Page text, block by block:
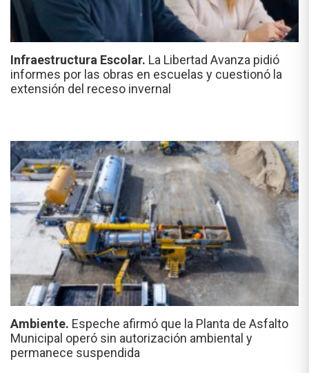
Infraestructura Escolar. La Libertad Avanza pidió
informes por las obras en escuelas y cuestionó la
extensión del receso invernal
Ambiente. Espeche afirmó que la Planta de Asfalto
Municipal operó sin autorización ambiental y
permanece suspendida